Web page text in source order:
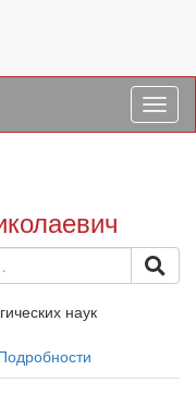
наук